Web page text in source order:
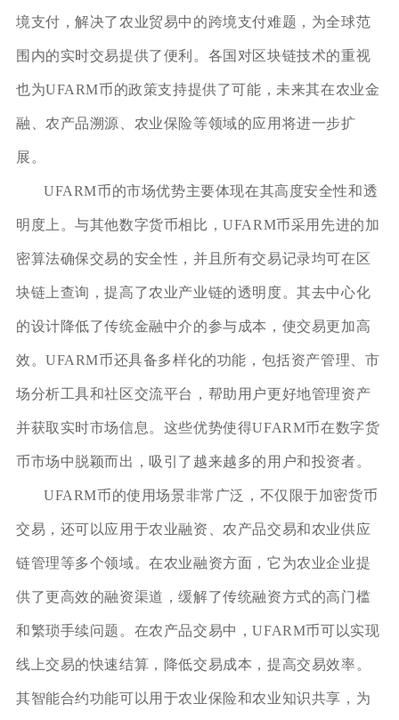
境支付，解决了农业贸易中的跨境支付难题，为全球范
围内的实时交易提供了便利。各国对区块链技术的重视
也为UFARM币的政策支持提供了可能，未来其在农业金
融、农产品溯源、农业保险等领域的应用将进一步扩
展。
UFARM币的市场优势主要体现在其高度安全性和透
明度上。与其他数字货币相比，UFARM币采用先进的加
密算法确保交易的安全性，并且所有交易记录均可在区
块链上查询，提高了农业产业链的透明度。其去中心化
的设计降低了传统金融中介的参与成本，使交易更加高
效。UFARM币还具备多样化的功能，包括资产管理、市
场分析工具和社区交流平台，帮助用户更好地管理资产
并获取实时市场信息。这些优势使得UFARM币在数字货
币市场中脱颖而出，吸引了越来越多的用户和投资者。
UFARM币的使用场景非常广泛，不仅限于加密货币
交易，还可以应用于农业融资、农产品交易和农业供应
链管理等多个领域。在农业融资方面，它为农业企业提
供了更高效的融资渠道，缓解了传统融资方式的高门槛
和繁琐手续问题。在农产品交易中，UFARM币可以实现
线上交易的快速结算，降低交易成本，提高交易效率。
其智能合约功能可以用于农业保险和农业知识共享，为